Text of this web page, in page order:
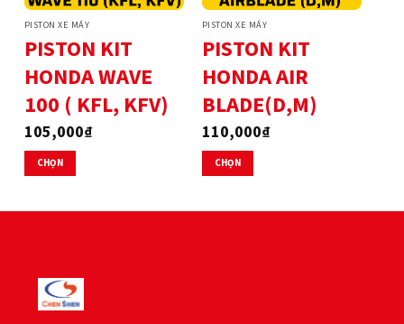
thể
được
chọn
trên
sản
phẩm
thể
được
chọn
trên
sản
phẩm
PISTON XE MÁY
PISTON KIT
HONDA WAVE
100 ( KFL, KFV)
105,000₫
CHỌN
biến
thể.
PISTON XE MÁY
PISTON KIT
HONDA AIR
BLADE(D,M)
110,000₫
CHỌN